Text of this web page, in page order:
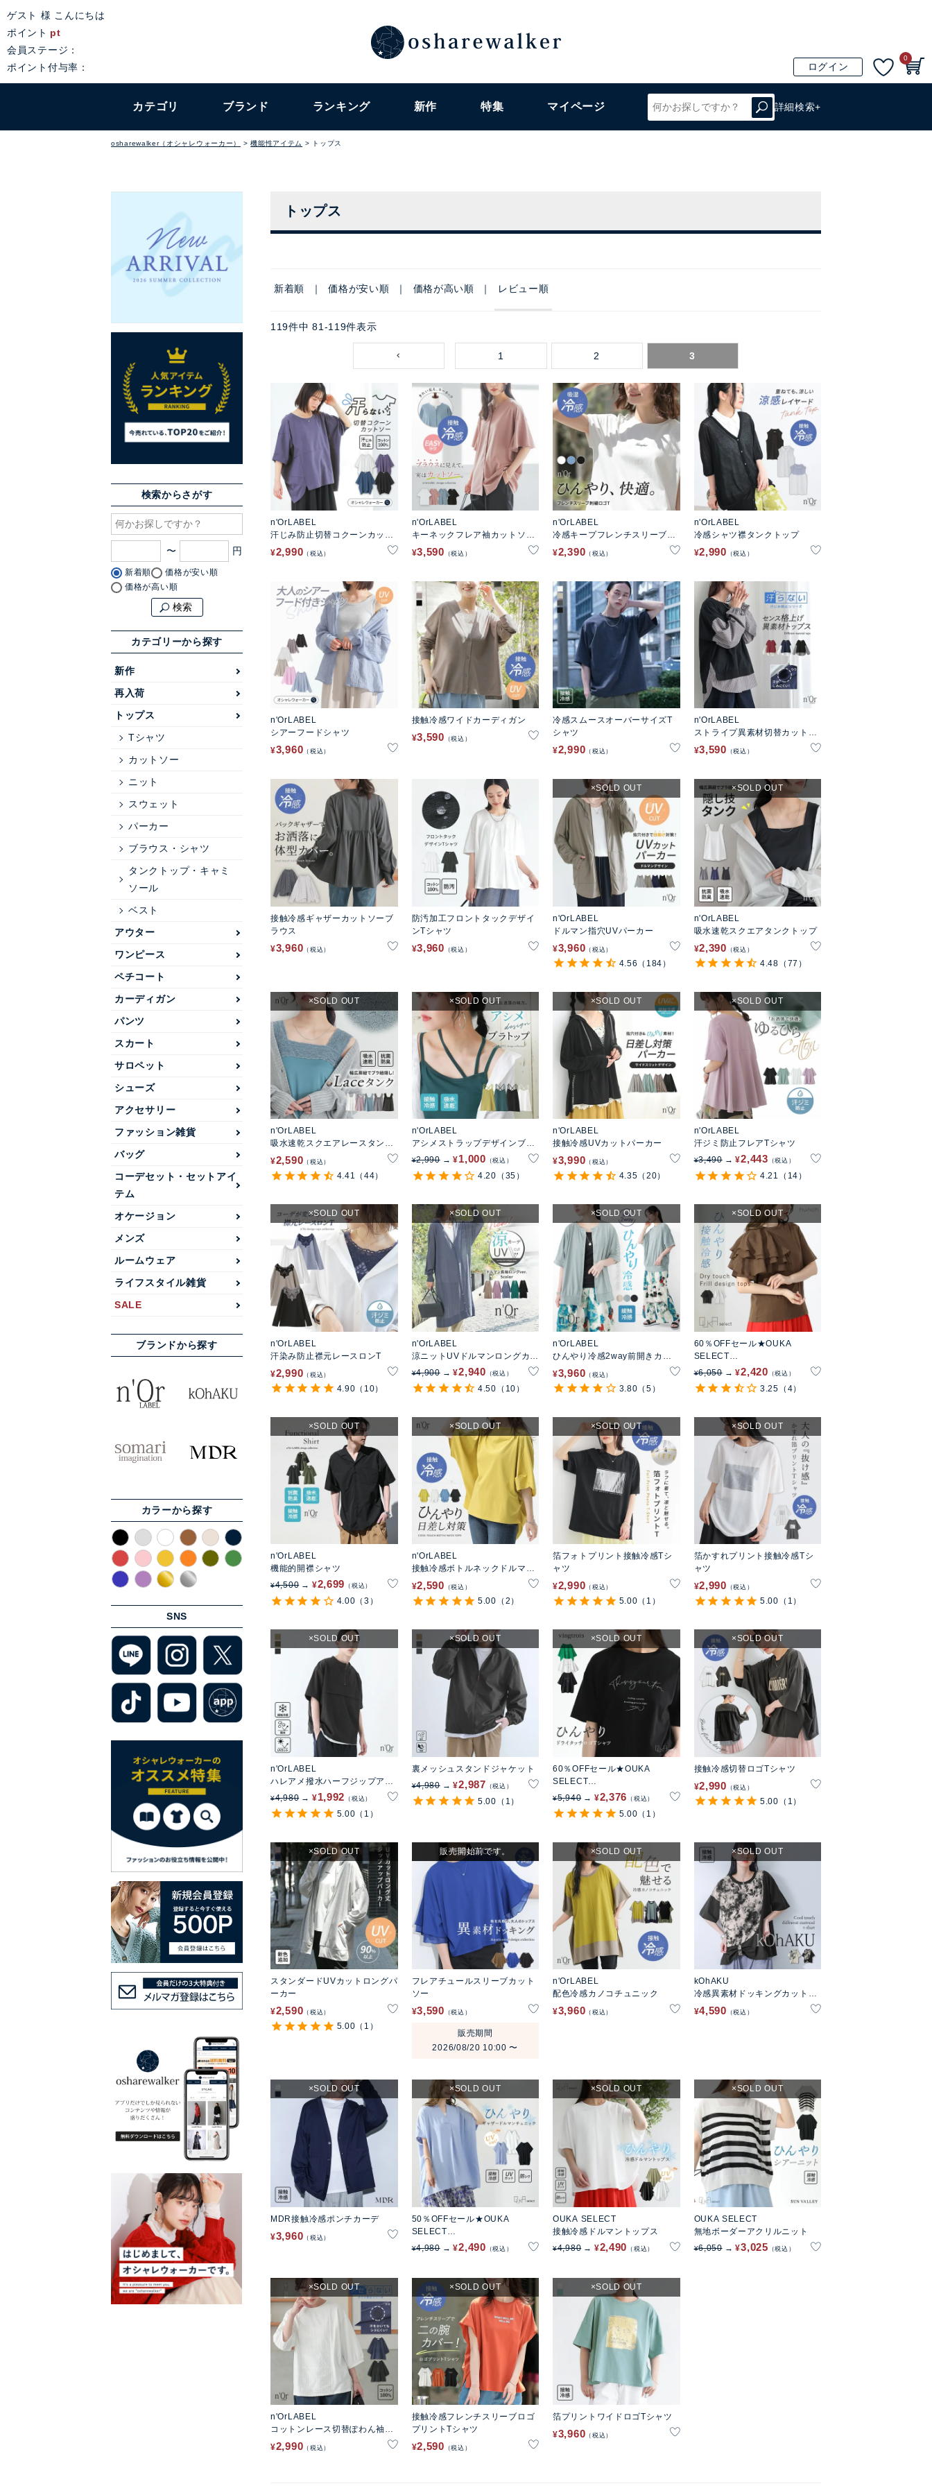
ゲスト 様 こんにちは
ポイント pt
会員ステージ：
ポイント付与率：
ログイン
0
カテゴリ ブランド ランキング 新作 特集 マイページ 詳細検索+
osharewalker（オシャレウォーカー） 機能性アイテム トップス
検索からさがす
〜
新着順
価格が安い順
価格が高い順
検索
カテゴリーから探す
新作
再入荷
トップス
Tシャツ
カットソー
ニット
スウェット
パーカー
ブラウス・シャツ
タンクトップ・キャミ
ソール
ベスト
アウター
ワンピース
ペチコート
カーディガン
パンツ
スカート
サロペット
シューズ
アクセサリー
ファッション雑貨
バッグ
コーデセット・セットアイ
テム
オケージョン
メンズ
ルームウェア
ライフスタイル雑貨
SALE
ブランドから探す
カラーから探す
SNS
トップス
新着順 価格が安い順 価格が高い順 レビュー順
119件中 81 -119件表示
1 2 3
n'OrLABEL
汗じみ防止切替コクーンカット
ソー
¥2,990 税込
n'OrLABEL
キーネックフレア袖カットソー
シャツ
¥3,590 税込
n'OrLABEL
冷感キープフレンチスリーブ刺
繍カットソー
¥2,390 税込
n'OrLABEL
冷感シャツ襟タンクトップ
¥2,990 税込
n'OrLABEL
シアーフードシャツ
¥3,960 税込
接触冷感ワイドカーディガン
¥3,590 税込
冷感スムースオーバーサイズT
シャツ
¥2,990 税込
n'OrLABEL
ストライプ異素材切替カットソ
ー
¥3,590 税込
接触冷感ギャザーカットソーブ
ラウス
¥3,960 税込
防汚加工フロントタックデザイ
ンTシャツ
¥3,960 税込
n'OrLABEL
ドルマン指穴UVパーカー
¥3,960 税込
SOLD OUT
4.56 （184）
n'OrLABEL
吸水速乾スクエアタンクトップ
¥2,390 税込
SOLD OUT
4.48 （77）
n'OrLABEL
吸水速乾スクエアレースタンク
トップ
¥2,590 税込
SOLD OUT
4.41 （44）
n'OrLABEL
アシメストラップデザインブラ
トップ
¥2,990 ¥1,000 税込
SOLD OUT
4.20 （35）
n'OrLABEL
接触冷感UVカットパーカー
¥3,990 税込
SOLD OUT
4.35 （20）
n'OrLABEL
汗ジミ防止フレアTシャツ
¥3,490 ¥2,443 税込
SOLD OUT
4.21 （14）
n'OrLABEL
汗染み防止襟元レースロンT
¥2,990 税込
SOLD OUT
4.90 （10）
n'OrLABEL
涼ニットUVドルマンロングカー
ディガン
¥4,900 ¥2,940 税込
SOLD OUT
4.50 （10）
n'OrLABEL
ひんやり冷感2way前開きカッ
トソー
¥3,960 税込
SOLD OUT
3.80 （5）
60％OFFセール★OUKA
SELECT
アシメフリルトップス
¥6,050 ¥2,420 税込
SOLD OUT
3.25 （4）
n'OrLABEL
機能的開襟シャツ
¥4,500 ¥2,699 税込
SOLD OUT
4.00 （3）
n'OrLABEL
接触冷感ボトルネックドルマン
カットソー
¥2,590 税込
SOLD OUT
5.00 （2）
箔フォトプリント接触冷感Tシ
ャツ
¥2,990 税込
SOLD OUT
5.00 （1）
箔かすれプリント接触冷感Tシ
ャツ
¥2,990 税込
SOLD OUT
5.00 （1）
n'OrLABEL
ハレアメ撥水ハーフジップアッ
プトップス
¥4,980 ¥1,992 税込
SOLD OUT
5.00 （1）
裏メッシュスタンドジャケット
¥4,980 ¥2,987 税込
SOLD OUT
5.00 （1）
60％OFFセール★OUKA
SELECT
ドライタッチロゴTシャツ
¥5,940 ¥2,376 税込
SOLD OUT
5.00 （1）
接触冷感切替ロゴTシャツ
¥2,990 税込
SOLD OUT
5.00 （1）
スタンダードUVカットロングパ
ーカー
¥2,590 税込
SOLD OUT
5.00 （1）
フレアチュールスリーブカット
ソー
¥3,590 税込
SOLD OUT
販売開始前です。
販売期間
2026/08/20 10:00〜
n'OrLABEL
配色冷感カノコチュニック
¥3,960 税込
SOLD OUT
kOhAKU
冷感異素材ドッキングカットソ
ー
¥4,590 税込
SOLD OUT
MDR接触冷感ポンチカーデ
¥3,960 税込
SOLD OUT
50％OFFセール★OUKA
SELECT
スキッパーギャザーチュニック
¥4,980 ¥2,490 税込
SOLD OUT
OUKA SELECT
接触冷感ドルマントップス
¥4,980 ¥2,490 税込
SOLD OUT
OUKA SELECT
無地ボーダーアクリルニット
¥6,050 ¥3,025 税込
SOLD OUT
n'OrLABEL
コットンレース切替ぽわん袖カ
ットソー
¥2,990 税込
SOLD OUT
接触冷感フレンチスリーブロゴ
プリントTシャツ
¥2,590 税込
SOLD OUT
箔プリントワイドロゴTシャツ
¥3,960 税込
SOLD OUT